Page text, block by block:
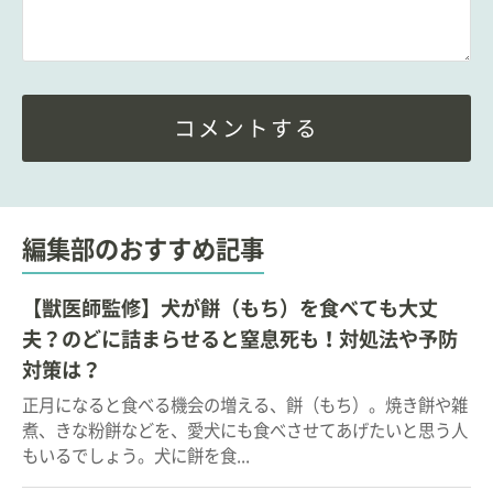
コメントする
編集部のおすすめ記事
【獣医師監修】犬が餅（もち）を食べても大丈
夫？のどに詰まらせると窒息死も！対処法や予防
対策は？
正月になると食べる機会の増える、餅（もち）。焼き餅や雑
煮、きな粉餅などを、愛犬にも食べさせてあげたいと思う人
もいるでしょう。犬に餅を食...